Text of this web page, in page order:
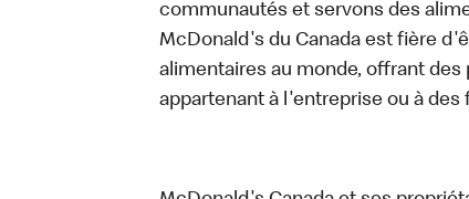
communautés et servons des
McDonald's du Canada est fière
alimentaires au monde, offrant
appartenant à l'entreprise ou à